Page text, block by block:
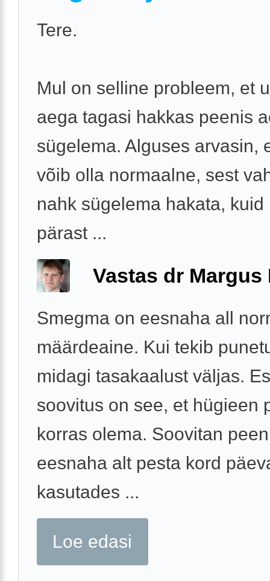
Tere.
Mul on selline probleem, et
aega tagasi hakkas peenis
sügelema. Alguses arvasin,
võib olla normaalne, sest
nahk sügelema hakata, kuid
pärast ...
Vastas dr Margus
Smegma on eesnaha all
määrdeaine. Kui tekib
midagi tasakaalust väljas.
soovitus on see, et hügieen
korras olema. Soovitan
eesnaha alt pesta kord
kasutades ...
Loe edasi